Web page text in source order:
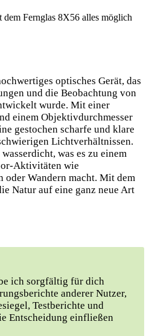
optisches Gerät, das
und die Beobachtung von
wurde. Mit einer
einem Objektivdurchmesser
gestochen scharfe und klare
Lichtverhältnissen.
was es zu einem
Aktivitäten wie
oder Wandern macht. Mit dem
Natur auf eine ganz neue Art
ich sorgfältig für dich
anderer Nutzer,
Testberichte und
Entscheidung einfließen